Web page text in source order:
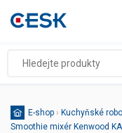
E-shop › Kuchyňské
Smoothie mixér Kenwood